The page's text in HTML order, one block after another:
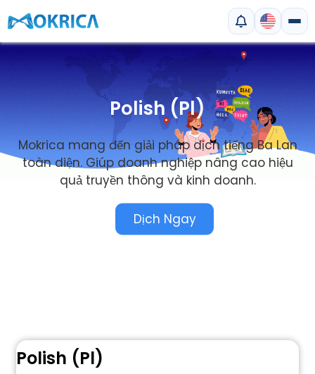
Polish (Pl)
Mokrica mang đến giải pháp dịch tiếng Ba Lan
toàn diện. Giúp doanh nghiệp nâng cao hiệu
quả truyền thông và kinh doanh.
Dịch Ngay
Polish (Pl)